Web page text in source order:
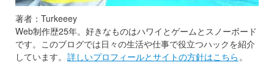
著者：Turkeeey
Web制作歴25年。好きなものはハワイとゲームとスノーボード
です。このブログでは日々の生活や仕事で役立つハックを紹介
しています。 詳しいプロフィールとサイトの方針はこちら 。